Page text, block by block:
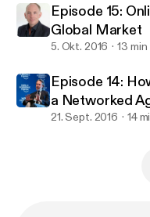
Episode 15:
Global Market
5. Okt. 2016 13 min
Episode 14:
a Networked
21. Sept. 2016 14